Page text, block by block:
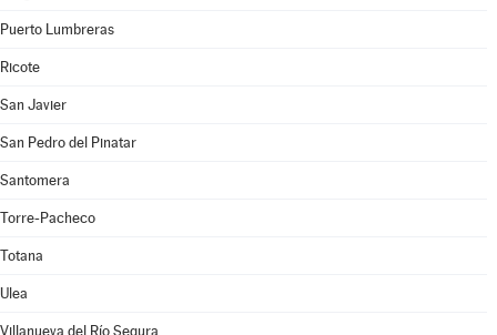
Puerto Lumbreras
Ricote
San Javier
San Pedro del Pinatar
Santomera
Torre-Pacheco
Totana
Ulea
Villanueva del Río Segura